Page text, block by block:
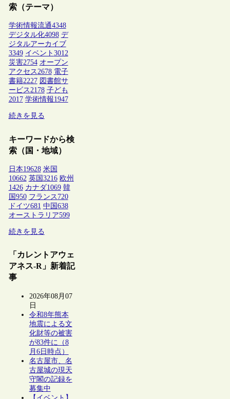
索（テーマ）
学術情報流通4348
デジタル化4098 デ
ジタルアーカイブ
3349 イベント 3012
災害2754 オープン
アクセス2678 電子
書籍2227 図書館サ
ービス2178 子ども
2017 学術情報1947
続きを見る
キーワードから検
索（国・地域）
日本19628 米国
10662 英国 3216 欧州
1426 カナダ1069 韓
国 950 フランス 720
ドイツ681 中国 638
オーストラリア599
続きを見る
「カレントアウェ
アネス-R」新着記
事
2026年08月07
日
令和8年熊本
地震による文
化財等の被害
が83件に（8
月6日時点）
名古屋市、名
古屋城の現天
守閣の記録を
募集中
【イベント】